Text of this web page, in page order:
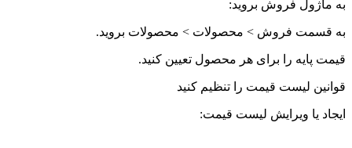
به ماژول فروش بروید:
به قسمت فروش > محصولات > محصولات بروید.
قیمت پایه را برای هر محصول تعیین کنید.
قوانین لیست قیمت را تنظیم کنید
ایجاد یا ویرایش لیست قیمت: